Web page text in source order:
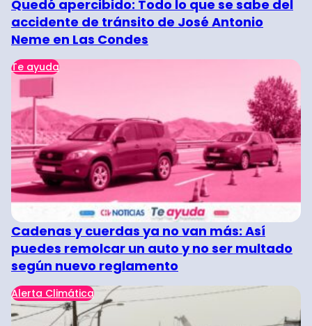
Quedó apercibido: Todo lo que se sabe del
accidente de tránsito de José Antonio
Neme en Las Condes
Te ayuda
Cadenas y cuerdas ya no van más: Así
puedes remolcar un auto y no ser multado
según nuevo reglamento
Alerta Climática